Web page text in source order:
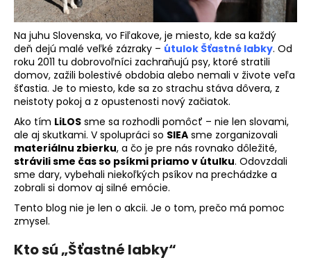
Na juhu Slovenska, vo Fiľakove, je miesto, kde sa každý
deň dejú malé veľké zázraky – útulok Šťastné labky. Od
roku 2011 tu dobrovoľníci zachraňujú psy, ktoré stratili
domov, zažili bolestivé obdobia alebo nemali v živote veľa
šťastia. Je to miesto, kde sa zo strachu stáva dôvera, z
neistoty pokoj a z opustenosti nový začiatok.
Ako tím LiLOS sme sa rozhodli pomôcť – nie len slovami,
ale aj skutkami. V spolupráci so SIEA sme zorganizovali
materiálnu zbierku, a čo je pre nás rovnako dôležité,
strávili sme čas so psíkmi priamo v útulku. Odovzdali
sme dary, vybehali niekoľkých psíkov na prechádzke a
zobrali si domov aj silné emócie.
Tento blog nie je len o akcii. Je o tom, prečo má pomoc
zmysel.
Kto sú „Šťastné labky“
s
ť
?
HĽADAŤ
O
d
p
r